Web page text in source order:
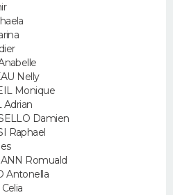
Nelly
Monique
Adrian
Damien
Raphael
Romuald
Antonella